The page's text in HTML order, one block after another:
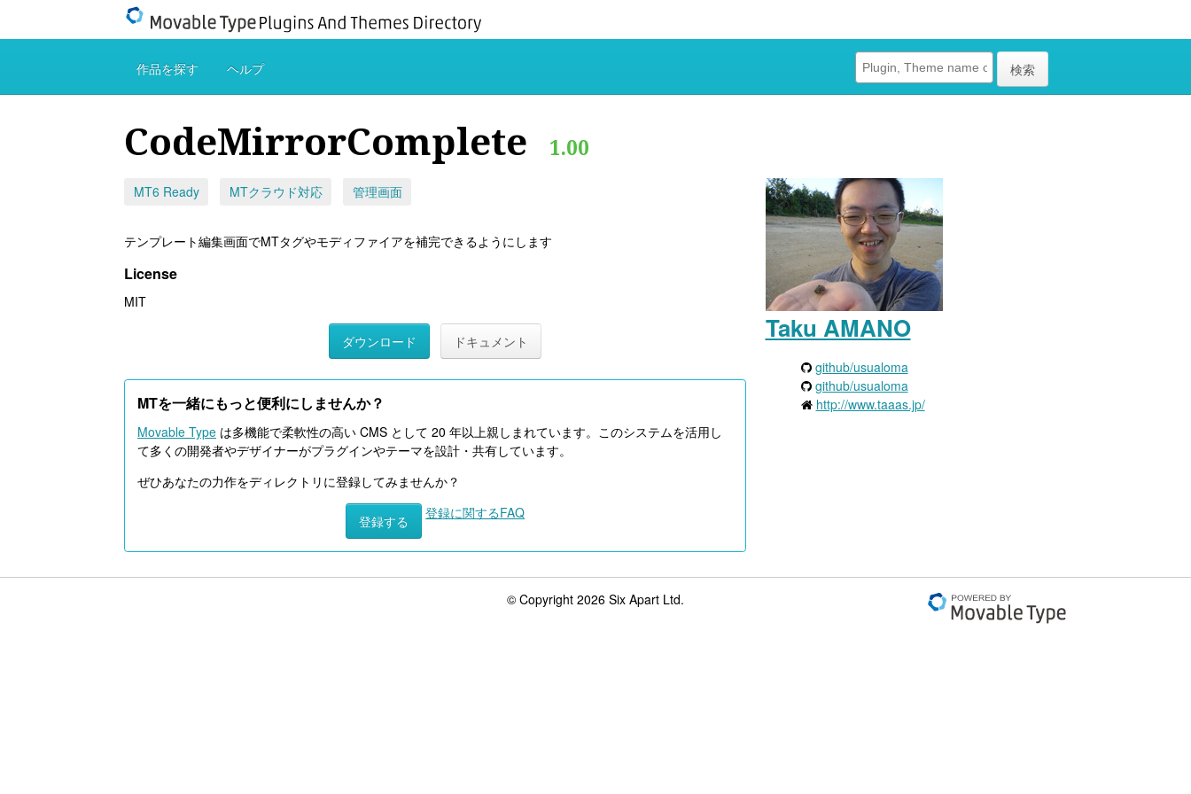
作品を探す ヘルプ 検索
CodeMirrorComplete 1.00
MT6 Ready MTクラウド対応 管理画面
テンプレート編集画面でMTタグやモディファイアを補完できるようにします
License
MIT
ダウンロード ドキュメント
MTを一緒にもっと便利にしませんか？
Movable Type は多機能で柔軟性の高い CMS として 20 年以上親しまれています。このシステムを活用し
て多くの開発者やデザイナーがプラグインやテーマを設計・共有しています。
ぜひあなたの力作をディレクトリに登録してみませんか？
登録する 登録に関するFAQ
Taku AMANO
github/usualoma
github/usualoma
http://www.taaas.jp/
© Copyright 2026 Six Apart Ltd.